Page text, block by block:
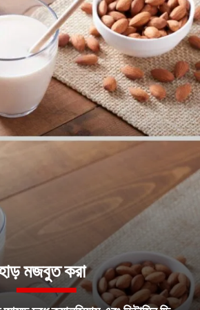
মজবুত করা